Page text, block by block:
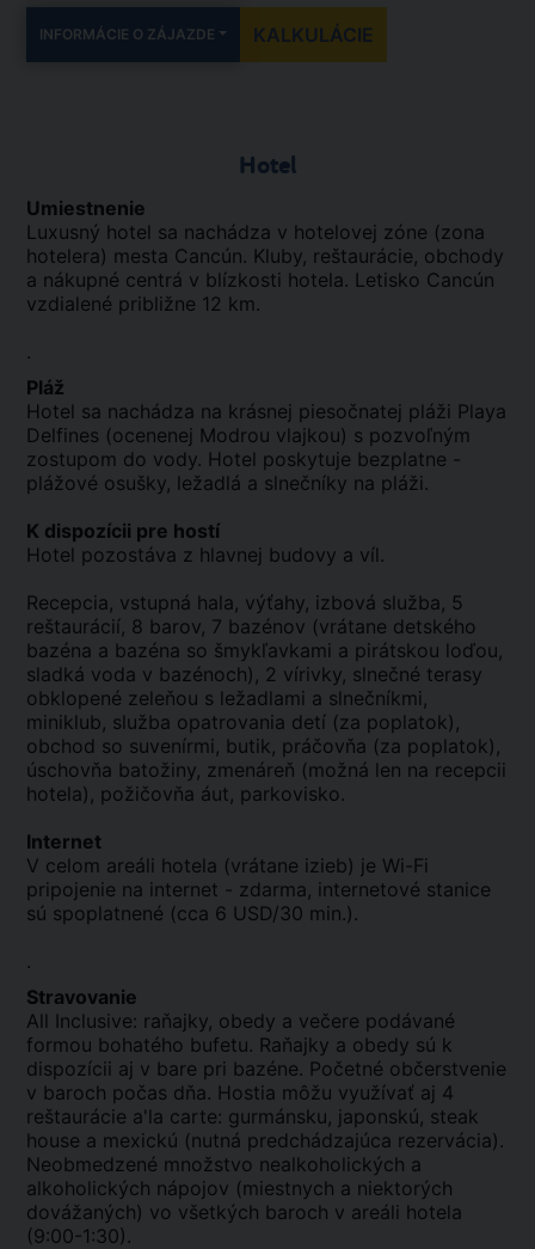
INFORMÁCIE O ZÁJAZDE KALKULÁCIE
Hotel
Umiestnenie
Luxusný hotel sa nachádza v hotelovej zóne (zona
hotelera) mesta Cancún. Kluby, reštaurácie, obchody
a nákupné centrá v blízkosti hotela. Letisko Cancún
vzdialené približne 12 km.
.
Pláž
Hotel sa nachádza na krásnej piesočnatej pláži Playa
Delfines (ocenenej Modrou vlajkou) s pozvoľným
zostupom do vody. Hotel poskytuje bezplatne -
plážové osušky, ležadlá a slnečníky na pláži.
K dispozícii pre hostí
Hotel pozostáva z hlavnej budovy a víl.
Recepcia, vstupná hala, výťahy, izbová služba, 5
reštaurácií, 8 barov, 7 bazénov (vrátane detského
bazéna a bazéna so šmykľavkami a pirátskou loďou,
sladká voda v bazénoch), 2 vírivky, slnečné terasy
obklopené zeleňou s ležadlami a slnečníkmi,
miniklub, služba opatrovania detí (za poplatok),
obchod so suvenírmi, butik, práčovňa (za poplatok),
úschovňa batožiny, zmenáreň (možná len na recepcii
hotela), požičovňa áut, parkovisko.
Internet
V celom areáli hotela (vrátane izieb) je Wi-Fi
pripojenie na internet - zdarma, internetové stanice
sú spoplatnené (cca 6 USD/30 min.).
.
Stravovanie
All Inclusive: raňajky, obedy a večere podávané
formou bohatého bufetu. Raňajky a obedy sú k
dispozícii aj v bare pri bazéne. Početné občerstvenie
v baroch počas dňa. Hostia môžu využívať aj 4
reštaurácie a'la carte: gurmánsku, japonskú, steak
house a mexickú (nutná predchádzajúca rezervácia).
Neobmedzené množstvo nealkoholických a
alkoholických nápojov (miestnych a niektorých
dovážaných) vo všetkých baroch v areáli hotela
(9:00-1:30).